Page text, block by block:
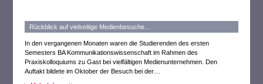
Rückblick auf vielseitige Medienbesuche…
In den vergangenen Monaten waren die Studierenden des ersten
Semesters BA Kommunikationswissenschaft im Rahmen des
Praxiskolloquiums zu Gast bei vielfältigen Medienunternehmen. Den
Auftakt bildete im Oktober der Besuch bei der…